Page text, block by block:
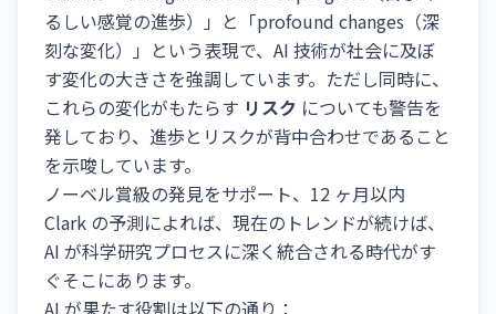
るしい感覚の進歩）」と「profound changes（深
刻な変化）」という表現で、AI 技術が社会に及ぼ
す変化の大きさを強調しています。ただし同時に、
これらの変化がもたらす リスク についても警告を
発しており、進歩とリスクが背中合わせであること
を示唆しています。
ノーベル賞級の発見をサポート、12 ヶ月以内
Clark の予測によれば、現在のトレンドが続けば、
AI が科学研究プロセスに深く統合される時代がす
ぐそこにあります。
AI が果たす役割は以下の通り：